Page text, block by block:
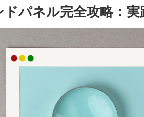
パネル完全攻略：